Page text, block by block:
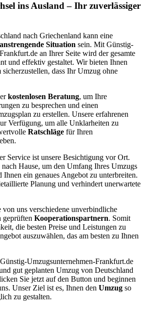
ins Ausland – Ihr zuverlässiger
nach Griechenland kann eine
anstrengende Situation sein. Mit Günstig-
an Ihrer Seite wird der gesamte
und effektiv gestaltet. Wir bieten Ihnen
sicherzustellen, dass Ihr Umzug ohne
kostenlosen Beratung, um Ihre
zu besprechen und einen
zu erstellen. Unsere erfahrenen
Verfügung, um alle Unklarheiten zu
Ratschläge für Ihren
Service ist unsere Besichtigung vor Ort.
Hause, um den Umfang Ihres Umzugs
Ihnen ein genaues Angebot zu unterbreiten.
Planung und verhindert unerwartete
von uns verschiedene unverbindliche
geprüften Kooperationspartnern. Somit
die besten Preise und Leistungen zu
auszuwählen, das am besten zu Ihnen
Umzugsunternehmen-Frankfurt.de
gut geplanten Umzug von Deutschland
Sie jetzt auf den Button und beginnen
Unser Ziel ist es, Ihnen den Umzug so
zu gestalten.